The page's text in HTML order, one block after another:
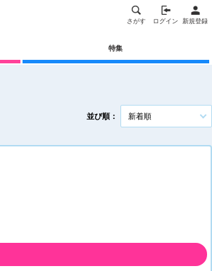
さがす ログイン 新規登録
特集
並び順： 新着順